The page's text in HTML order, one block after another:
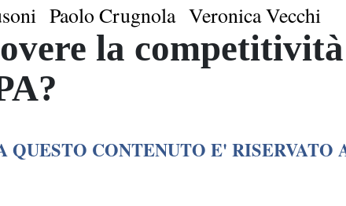
Paolo Crugnola Veronica Vecchi
la
QUESTO CONTENUTO E' RISERVATO